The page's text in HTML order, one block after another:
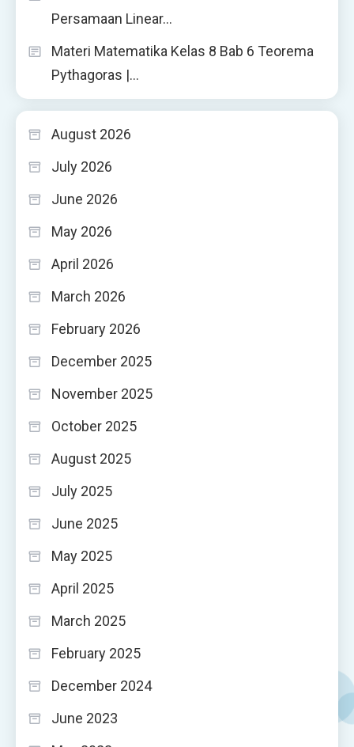
Persamaan Linear…
Materi Matematika Kelas 8 Bab 6 Teorema
Pythagoras |…
August 2026
July 2026
June 2026
May 2026
April 2026
March 2026
February 2026
December 2025
November 2025
October 2025
August 2025
July 2025
June 2025
May 2025
April 2025
March 2025
February 2025
December 2024
June 2023